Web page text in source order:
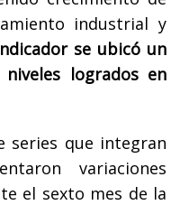
industrial y
se ubicó un
logrados en
series que integran
variaciones
el sexto mes de la